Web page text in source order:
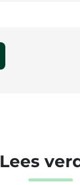
Lees